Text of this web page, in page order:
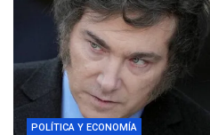
POLÍTICA Y ECONOMÍA